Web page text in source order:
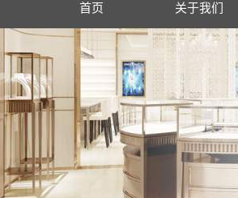
首页 关于我们